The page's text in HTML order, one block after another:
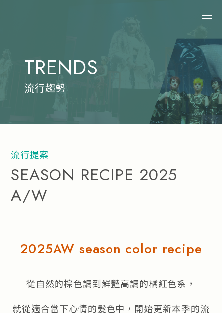
最新消息
專業燙髮
造型系列
美髮課程
人才招募
TRENDS
流行趨勢
流行提案
SEASON RECIPE 2025
A/W
2025AW season color recipe
從自然的棕色調到鮮豔高調的橘紅色系，
就從適合當下心情的髮色中，開始更新本季的流